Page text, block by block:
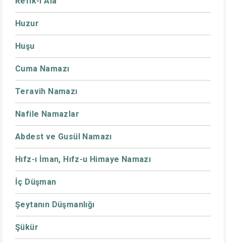
Huzur
Huşu
Cuma Namazı
Teravih Namazı
Nafile Namazlar
Abdest ve Gusül Namazı
Hıfz-ı İman, Hıfz-u Himaye Namazı
İç Düşman
Şeytanın Düşmanlığı
Şükür